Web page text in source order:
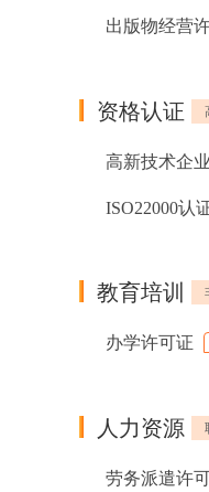
出版物经营
资格认证
高新技术企
ISO22000认
教育培训
办学许可证
人力资源
劳务派遣许